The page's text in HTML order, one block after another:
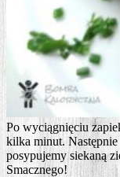
Po wycią­gnię­ciu
kil­ka minut.
posy­pu­je­my sie­ka­ną
Smacznego!